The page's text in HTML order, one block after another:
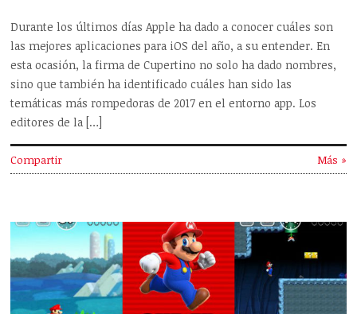
Durante los últimos días Apple ha dado a conocer cuáles son
las mejores aplicaciones para iOS del año, a su entender. En
esta ocasión, la firma de Cupertino no solo ha dado nombres,
sino que también ha identificado cuáles han sido las
temáticas más rompedoras de 2017 en el entorno app. Los
editores de la […]
Compartir Más »